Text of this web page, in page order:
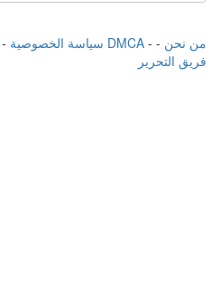
سياسة الخصوصية - حقوق الملكية الفكرية DMCA - من نحن -
فريق التحرير